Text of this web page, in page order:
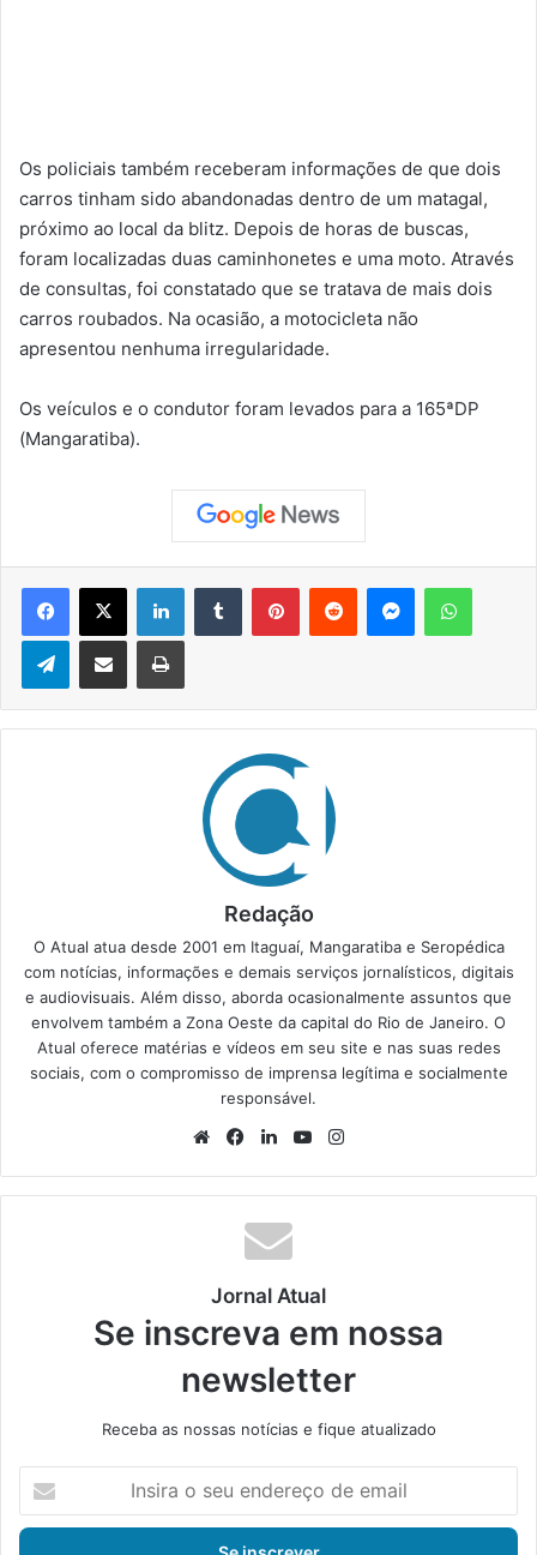
Os policiais também receberam informações de que dois
carros tinham sido abandonadas dentro de um matagal,
próximo ao local da blitz. Depois de horas de buscas,
foram localizadas duas caminhonetes e uma moto. Através
de consultas, foi constatado que se tratava de mais dois
carros roubados. Na ocasião, a motocicleta não
apresentou nenhuma irregularidade.
Os veículos e o condutor foram levados para a 165ªDP
(Mangaratiba).
Telegram
Redação
O Atual atua desde 2001 em Itaguaí, Mangaratiba e Seropédica
com notícias, informações e demais serviços jornalísticos, digitais
e audiovisuais. Além disso, aborda ocasionalmente assuntos que
envolvem também a Zona Oeste da capital do Rio de Janeiro. O
Atual oferece matérias e vídeos em seu site e nas suas redes
sociais, com o compromisso de imprensa legítima e socialmente
responsável.
We
te
Fa
bo
ok
Lin
din
Yo
ub
ra
Jornal Atual
Se inscreva em nossa
newsletter
Receba as nossas notícias e fique atualizado
s